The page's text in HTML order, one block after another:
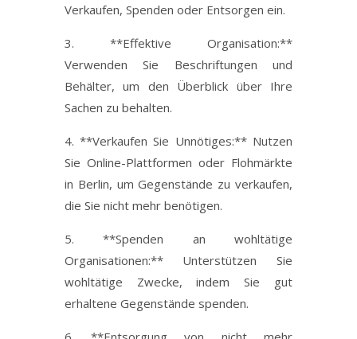
Verkaufen, Spenden oder Entsorgen ein.
3. **Effektive Organisation:**
Verwenden Sie Beschriftungen und
Behälter, um den Überblick über Ihre
Sachen zu behalten.
4. **Verkaufen Sie Unnötiges:** Nutzen
Sie Online-Plattformen oder Flohmärkte
in Berlin, um Gegenstände zu verkaufen,
die Sie nicht mehr benötigen.
5. **Spenden an wohltätige
Organisationen:** Unterstützen Sie
wohltätige Zwecke, indem Sie gut
erhaltene Gegenstände spenden.